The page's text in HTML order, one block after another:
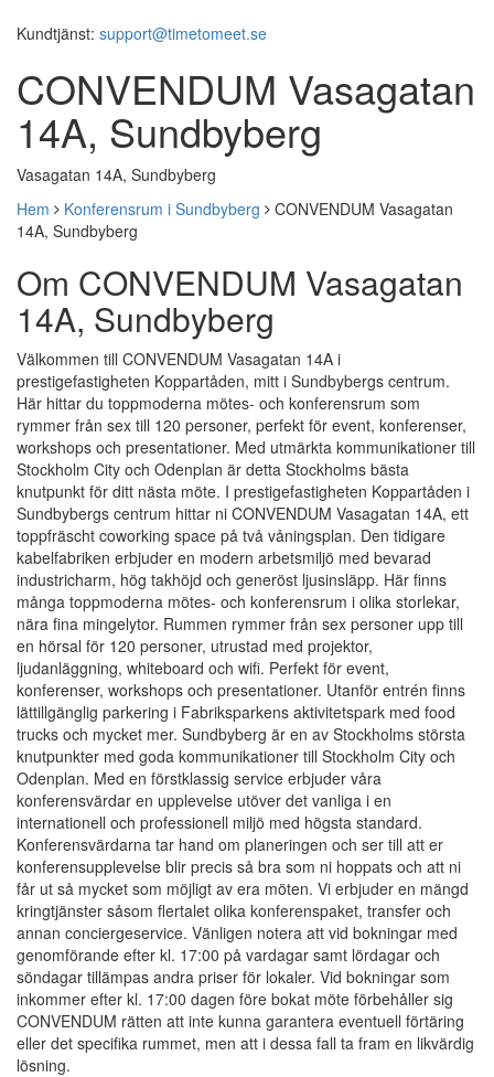
Kundtjänst: support@timetomeet.se
CONVENDUM Vasagatan
14A, Sundbyberg
Vasagatan 14A, Sundbyberg
Hem
Konferensrum i Sundbyberg
CONVENDUM Vasagatan
14A, Sundbyberg
Om CONVENDUM Vasagatan
14A, Sundbyberg
Välkommen till CONVENDUM Vasagatan 14A i
prestigefastigheten Koppartåden, mitt i Sundbybergs centrum.
Här hittar du toppmoderna mötes- och konferensrum som
rymmer från sex till 120 personer, perfekt för event, konferenser,
workshops och presentationer. Med utmärkta kommunikationer till
Stockholm City och Odenplan är detta Stockholms bästa
knutpunkt för ditt nästa möte. I prestigefastigheten Koppartåden i
Sundbybergs centrum hittar ni CONVENDUM Vasagatan 14A, ett
toppfräscht coworking space på två våningsplan. Den tidigare
kabelfabriken erbjuder en modern arbetsmiljö med bevarad
industricharm, hög takhöjd och generöst ljusinsläpp. Här finns
många toppmoderna mötes- och konferensrum i olika storlekar,
nära fina mingelytor. Rummen rymmer från sex personer upp till
en hörsal för 120 personer, utrustad med projektor,
ljudanläggning, whiteboard och wifi. Perfekt för event,
konferenser, workshops och presentationer. Utanför entrén finns
lättillgänglig parkering i Fabriksparkens aktivitetspark med food
trucks och mycket mer. Sundbyberg är en av Stockholms största
knutpunkter med goda kommunikationer till Stockholm City och
Odenplan. Med en förstklassig service erbjuder våra
konferensvärdar en upplevelse utöver det vanliga i en
internationell och professionell miljö med högsta standard.
Konferensvärdarna tar hand om planeringen och ser till att er
konferensupplevelse blir precis så bra som ni hoppats och att ni
får ut så mycket som möjligt av era möten. Vi erbjuder en mängd
kringtjänster såsom flertalet olika konferenspaket, transfer och
annan conciergeservice. Vänligen notera att vid bokningar med
genomförande efter kl. 17:00 på vardagar samt lördagar och
söndagar tillämpas andra priser för lokaler. Vid bokningar som
inkommer efter kl. 17:00 dagen före bokat möte förbehåller sig
CONVENDUM rätten att inte kunna garantera eventuell förtäring
eller det specifika rummet, men att i dessa fall ta fram en likvärdig
lösning.